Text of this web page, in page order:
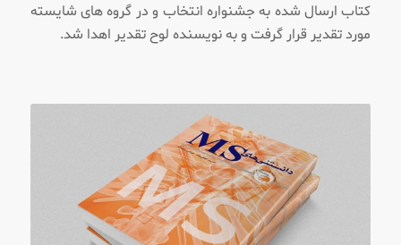
کتاب ارسال شده به جشنواره انتخاب و در گروه های شایسته
مورد تقدیر قرار گرفت و به نویسنده لوح تقدیر اهدا شد.